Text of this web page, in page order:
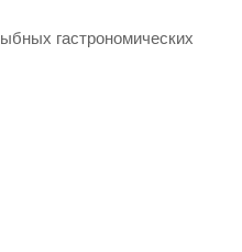
гастрономических